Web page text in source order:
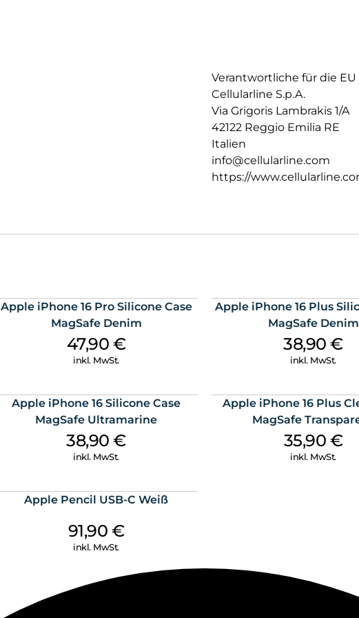
Verantwortliche für die EU
Cellularline S.p.A.
Via Grigoris Lambrakis 1/A
42122 Reggio Emilia RE
Italien
info@cellularline.com
https://
Apple iPhone 16 Pro Silicone Case
MagSafe Denim
47,90 €
inkl. MwSt.
Apple iPhone 16 Plus
MagSafe Denim
38,90€
inkl. MwSt.
Apple iPhone 16 Silicone Case
MagSafe Ultramarine
38,90€
inkl. MwSt.
Apple iPhone 16 Plus
MagSafe
35,90 €
inkl. MwSt.
Apple Pencil USB-C Weiß
91,90 €
inkl. MwSt.